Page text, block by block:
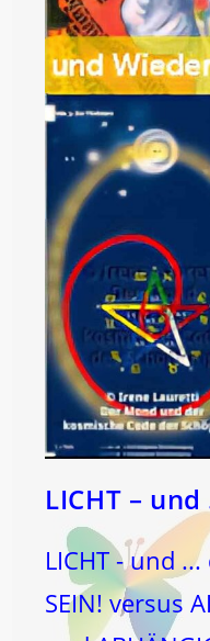
LICHT –
LICHT - und ...
SEIN! versus